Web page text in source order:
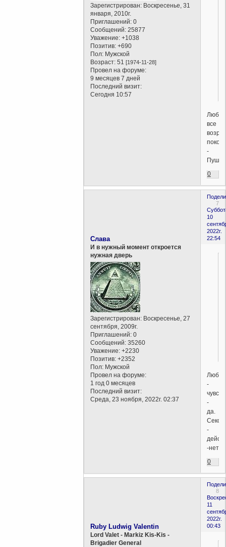
Зарегистрирован: Воскресенье, 31
января, 2010г.
Приглашений: 0
Сообщений: 25877
Уважение: +1038
Позитив: +690
Пол: Мужской
Возраст: 51[1974-11-28]
Провел на форуме:
9 месяцев 7 дней
Последний визит:
Сегодня 10:57
Любви
все
-
0
7
10
2022г.
22:54
Слава
И в нужный момент откроется
нужная дверь
Зарегистрирован: Воскресенье, 27
сентября, 2009г.
Приглашений: 0
Сообщений: 35260
Уважение: +2230
Позитив: +2352
Пол: Мужской
Провел на форуме:
1 год 0 месяцев
Последний визит:
Среда, 23 ноября, 2022г. 02:37
Любви
-
-
да.
Сексу
-
-нет.
0
8
11
2022г.
00:43
Ruby Ludwig Valentin
Lord Valet - Markiz Kis-Kis -
Brigadier General